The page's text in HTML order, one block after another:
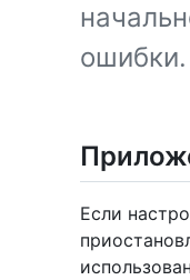
ошибки.
Если